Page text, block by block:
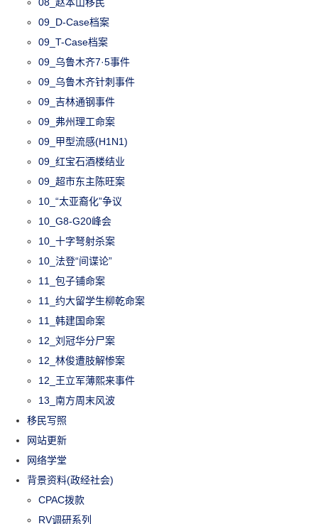
09_D-Case档案
09_T-Case档案
09_乌鲁木齐7·5事件
09_乌鲁木齐针刺事件
09_吉林通钢事件
09_弗州理工命案
09_甲型流感(H1N1)
09_红宝石酒楼结业
09_超市东主陈旺案
10_“太亚裔化”争议
10_G8-G20峰会
10_十字弩射杀案
10_法登“间谍论”
11_包子铺命案
11_约大留学生柳乾命案
11_韩建国命案
12_刘冠华分尸案
12_林俊遭肢解惨案
12_王立军薄熙来事件
13_南方周末风波
移民写照
网站更新
网络学堂
背景资料(政经社会)
CPAC拨款
RV调研系列